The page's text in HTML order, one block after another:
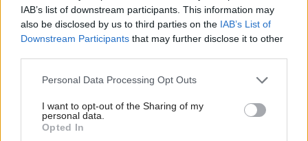
IAB’s list of downstream participants. This information may
also be disclosed by us to third parties on the IAB’s List of
Downstream Participants that may further disclose it to other
Please note that this website/app uses one or more Google
not limited to your visit or usage behaviour. You may click to
grant or deny consent to Google and its third-party tags to
use your data for below specified purposes in below Google
Personal Data Processing Opt Outs
I want to opt-out of the Sharing of my
personal data.
Opted In
Koľko cukru na jahodový džem? Zistite presný
pomer na kilo jahôd